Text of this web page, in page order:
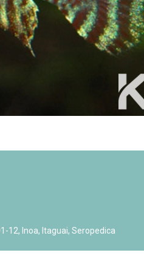
savoir +
12, Inoa, Itaguai, Seropedica